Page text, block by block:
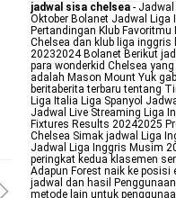
jadwal sisa chelsea - Jadwal
Oktober Bolanet Jadwal Liga
Pertandingan Klub
Chelsea dan klub liga inggris
20232024 Bolanet Berikut
para wonderkid Chelsea
adalah Mason Mount Yuk
beritaberita terbaru tentang
Liga Italia Liga Spanyol
Jadwal Live Streaming Liga
Fixtures Results 20242025
Chelsea Simak jadwal Liga
Jadwal Liga Inggris Musim
peringkat kedua klasemen
Adapun Forest naik ke posisi
jadwal dan hasil
metode lain untuk